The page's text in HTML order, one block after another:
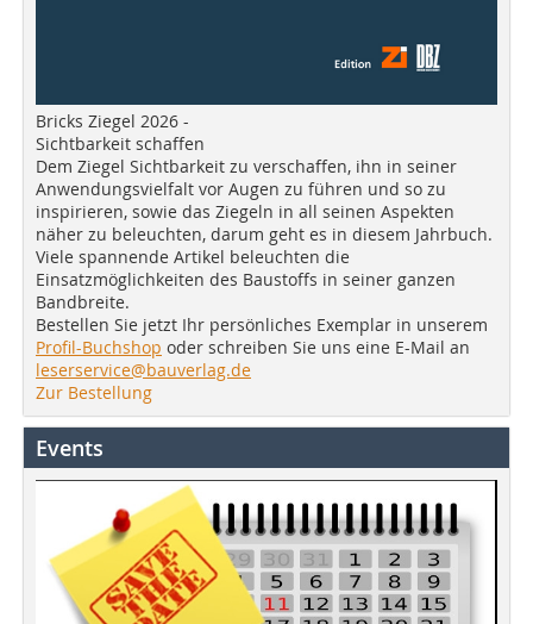
Bricks Ziegel 2026 -
Sichtbarkeit schaffen
Dem Ziegel Sichtbarkeit zu verschaffen, ihn in seiner
Anwendungsvielfalt vor Augen zu führen und so zu
inspirieren, sowie das Ziegeln in all seinen Aspekten
näher zu beleuchten, darum geht es in diesem Jahrbuch.
Viele spannende Artikel beleuchten die
Einsatzmöglichkeiten des Baustoffs in seiner ganzen
Bandbreite.
Bestellen Sie jetzt Ihr persönliches Exemplar in unserem
Profil-Buchshop oder schreiben Sie uns eine E-Mail an
leserservice@bauverlag.de
Zur Bestellung
Events